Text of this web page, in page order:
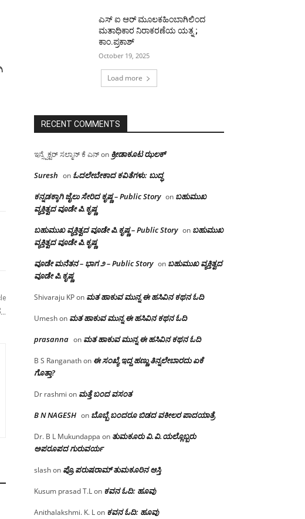
ಎಸ್ ಐ ಆರ್ ಮೂಲಕಹಿಂಬಾಗಿಲಿಂದ
ಮತಾಧಿಕಾರ ನಿರಾಕರಣೆಯ ಯತ್ನ ;
ಕಾಂ.ಪ್ರಕಾಶ್
October 19, 2025
Load more
RECENT COMMENTS
ಇನ್ಸ್ಪೆಕ್ಟರ್ ಸಲ್ಮಾನ್ ಕೆ ಎನ್on ಕ್ರೀಡಾಕೂಟ ಝಲಕ್
Suresh on ಓದಲೇಬೇಕಾದ‌ ಕವಿತೆಗಳು: ಬುದ್ಧ
ಕನ್ನಡಕ್ಕಾಗಿ ಜೈಲು ಸೇರಿದ ಕೃಷ್ಣ – Public Story on ಬಹುಮುಖ
ವ್ಯಕ್ತಿತ್ವದ ವೂಡೇ ಪಿ.ಕೃಷ್ಣ
ಬಹುಮುಖ ವ್ಯಕ್ತಿತ್ವದ ವೂಡೇ ಪಿ.ಕೃಷ್ಣ – Public Story on ಬಹುಮುಖ
ವ್ಯಕ್ತಿತ್ವದ ವೂಡೇ ಪಿ.ಕೃಷ್ಣ
ವೂಡೇ ಮನೆತನ – ಭಾಗ ೨ – Public Story on ಬಹುಮುಖ ವ್ಯಕ್ತಿತ್ವದ
ವೂಡೇ ಪಿ.ಕೃಷ್ಣ
Shivaraju KPon ಮತ ಹಾಕುವ ಮುನ್ನ ಈ ಹಸಿವಿನ ಕಥನ ಓದಿ
Umeshon ಮತ ಹಾಕುವ ಮುನ್ನ ಈ ಹಸಿವಿನ ಕಥನ ಓದಿ
prasanna on ಮತ ಹಾಕುವ ಮುನ್ನ ಈ ಹಸಿವಿನ ಕಥನ ಓದಿ
B S Ranganathon ಈ ಸಂಖ್ಯೆ ಇದ್ದ ಹಣ್ಣು ತಿನ್ನಲೇಬಾರದು ಏಕೆ
ಗೊತ್ತಾ?
Dr rashmi on ಮತ್ತೆ ಬಂದ ವಸಂತ
B N NAGESH on ಬೊಬ್ಬೆ ಬಂದರೂ ಬಿಡದ ವಕೀಲರ ಪಾದಯಾತ್ರೆ
Dr. B L Mukundappa on ತುಮಕೂರು‌ ವಿ.ವಿ.ಯಲ್ಲೊಬ್ಬರು
ಅಪರೂಪದ ಗುರುವರ್ಯ
slashon ಪ್ರೊ.ಪರುಷರಾಮ್ ತುಮಕೂರಿನ ಆಸ್ತಿ
Kusum prasad T.Lon ಕವನ ಓದಿ: ಹೂವು
Anithalakshmi. K. Lon ಕವನ ಓದಿ: ಹೂವು